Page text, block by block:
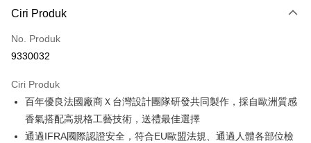
Kad Kredit (Bayaran Penuh)
Pengambilan di Kedai Serbaneka
Apple Pay
JKOPAY
Ciri Produk
No. Produk
9330032
Ciri Produk
百年優良法國廠商Ｘ台灣設計團隊研發共同製作，採自歐洲質感
香氣搭配高規格工藝技術，送禮最佳選擇
通過IFRA國際認證安全，符合EU歐盟法規、通過人體各部位檢